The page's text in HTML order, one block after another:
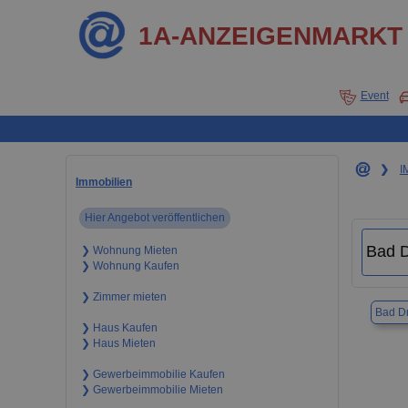
1A-ANZEIGENMARKT
Event
Immobilien
Hier Angebot veröffentlichen
❯ Wohnung Mieten
❯ Wohnung Kaufen
❯ Zimmer mieten
❯ Haus Kaufen
❯ Haus Mieten
❯ Gewerbeimmobilie Kaufen
❯ Gewerbeimmobilie Mieten
❯
Bad